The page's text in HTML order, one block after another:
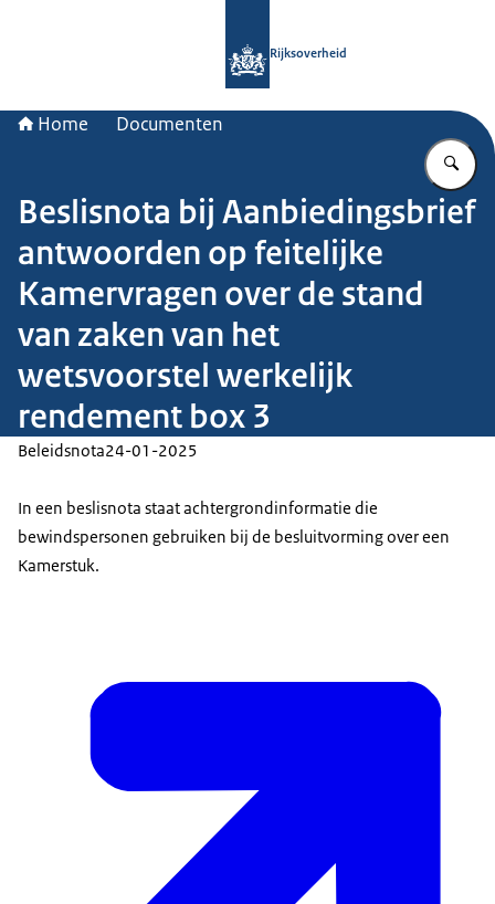
Rijksoverheid
Home Documenten
Beslisnota bij Aanbiedingsbrief
antwoorden op feitelijke
Kamervragen over de stand
van zaken van het
wetsvoorstel werkelijk
rendement box 3
Beleidsnota24-01-2025
In een beslisnota staat achtergrondinformatie die
bewindspersonen gebruiken bij de besluitvorming over een
Kamerstuk.